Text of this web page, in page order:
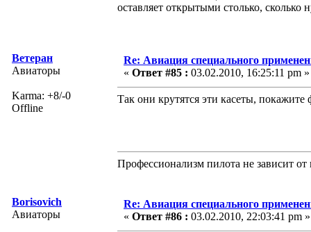
оставляет открытыми столько, сколько
Ветеран
Авиаторы
Karma: +8/-0
Offline
Re: Авиация специального
« Ответ #85 : 03.02.2010, 16:25:11 pm »
Так они крутятся эти касеты,
Профессионализм пилота не зависит
Borisovich
Авиаторы
Re: Авиация специального
« Ответ #86 : 03.02.2010, 22:03:41 pm »